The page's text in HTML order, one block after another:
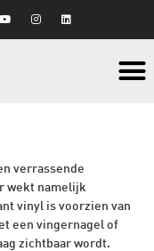
verrassende
wekt namelijk
vinyl is voorzien van
een vingernagel of
zichtbaar wordt.